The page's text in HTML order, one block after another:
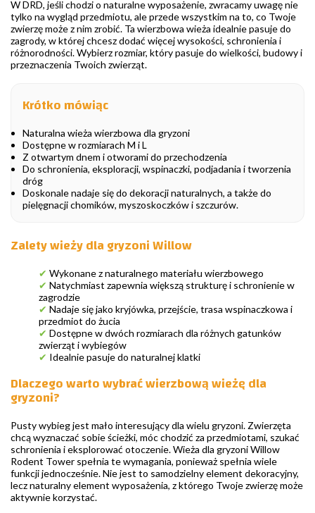
W DRD, jeśli chodzi o naturalne wyposażenie, zwracamy uwagę nie
tylko na wygląd przedmiotu, ale przede wszystkim na to, co Twoje
zwierzę może z nim zrobić. Ta wierzbowa wieża idealnie pasuje do
zagrody, w której chcesz dodać więcej wysokości, schronienia i
różnorodności. Wybierz rozmiar, który pasuje do wielkości, budowy i
przeznaczenia Twoich zwierząt.
Krótko mówiąc
Naturalna wieża wierzbowa dla gryzoni
Dostępne w rozmiarach M i L
Z otwartym dnem i otworami do przechodzenia
Do schronienia, eksploracji, wspinaczki, podjadania i tworzenia
dróg
Doskonale nadaje się do dekoracji naturalnych, a także do
pielęgnacji chomików, myszoskoczków i szczurów.
Zalety wieży dla gryzoni Willow
✔ Wykonane z naturalnego materiału wierzbowego
✔ Natychmiast zapewnia większą strukturę i schronienie w
zagrodzie
✔ Nadaje się jako kryjówka, przejście, trasa wspinaczkowa i
przedmiot do żucia
✔ Dostępne w dwóch rozmiarach dla różnych gatunków
zwierząt i wybiegów
✔ Idealnie pasuje do naturalnej klatki
Dlaczego warto wybrać wierzbową wieżę dla
gryzoni?
Pusty wybieg jest mało interesujący dla wielu gryzoni. Zwierzęta
chcą wyznaczać sobie ścieżki, móc chodzić za przedmiotami, szukać
schronienia i eksplorować otoczenie. Wieża dla gryzoni Willow
Rodent Tower spełnia te wymagania, ponieważ spełnia wiele
funkcji jednocześnie. Nie jest to samodzielny element dekoracyjny,
lecz naturalny element wyposażenia, z którego Twoje zwierzę może
aktywnie korzystać.